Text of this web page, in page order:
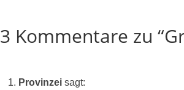
3 Kommentare zu
Provinzei sagt: